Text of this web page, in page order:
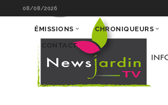
08/08/2026
ÉMISSIONS CHRONIQUEURS
CONTACT